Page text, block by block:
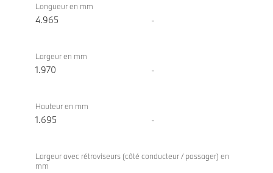
poids
xDrive60
Longueur en mm
4.965 -
Largeur en mm
1.970 -
Hauteur en mm
1.695 -
Largeur avec rétroviseurs (côté conducteur / passager) en
mm